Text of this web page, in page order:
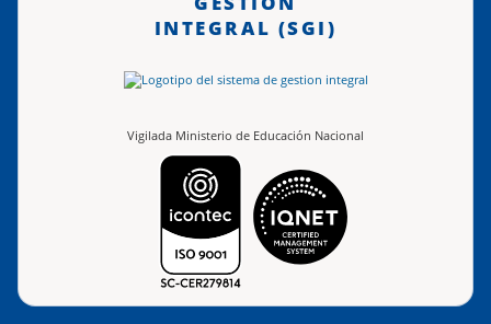
INTEGRAL (SGI)
Vigilada Ministerio de Educación Nacional